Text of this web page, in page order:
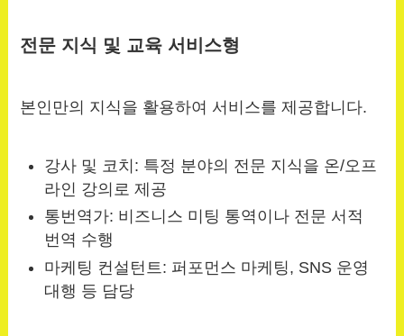
전문 지식 및 교육 서비스형
본인만의 지식을 활용하여 서비스를 제공합니다.
강사 및 코치: 특정 분야의 전문 지식을 온/오프
라인 강의로 제공
통번역가: 비즈니스 미팅 통역이나 전문 서적
번역 수행
마케팅 컨설턴트: 퍼포먼스 마케팅, SNS 운영
대행 등 담당